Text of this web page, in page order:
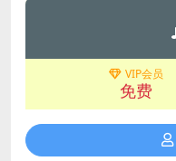
VIP会员
免费